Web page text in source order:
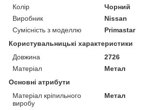
Колір
Чорний
Виробник
Nissan
Сумісність з моделлю
Primastar
Користувальницькі характеристики
Довжина
2726
Матеріал
Метал
Основні атрибути
Матеріал кріпильного
виробу
Метал